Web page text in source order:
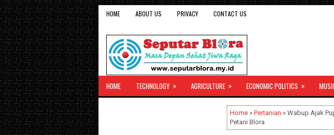
HOME ABOUT US PRIVACY CONTACT US
HOME TECHNOLOGY » AGRICULTURE » ECONOMIC POLITICS »
Home » Pertanian » Wabup Ajak
Petani Blora